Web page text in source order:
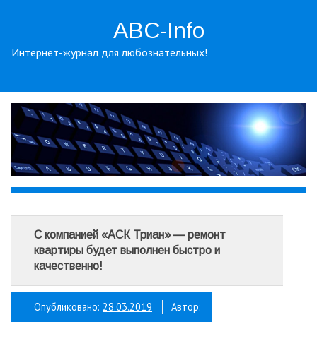
ABC-Info
Интернет-журнал для любознательных!
С компанией «АСК Триан» — ремонт
квартиры будет выполнен быстро и
качественно!
Опубликовано: 28.03.2019 Автор: